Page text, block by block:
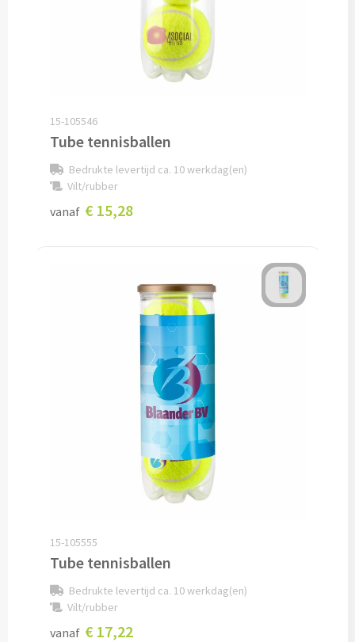
Cocktailsets bedrukken
Heupflesjes bedrukken
IJsblokjes bedrukken
Rietjes bedrukken
Custom made drinkflessen
Custom made IZY Bottles
Lunchboxen bedrukken
Lunchbekers bedrukken
Voedselcontainers bedrukken
Saladeboxen bedrukken
Pepermunt bedrukken
15-105546
Tube tennisballen
Bedrukte levertijd ca. 10 werkdag(en)
Vilt/rubber
vanaf € 15,28
15-105555
Tube tennisballen
Bedrukte levertijd ca. 10 werkdag(en)
Vilt/rubber
vanaf € 17,22